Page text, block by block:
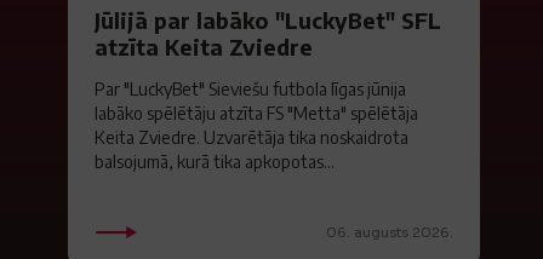
Jūlijā par labāko "LuckyBet" SFL
atzīta Keita Zviedre
Par "LuckyBet" Sieviešu futbola līgas jūnija
labāko spēlētāju atzīta FS "Metta" spēlētāja
Keita Zviedre. Uzvarētāja tika noskaidrota
balsojumā, kurā tika apkopotas...
06. augusts 2026.